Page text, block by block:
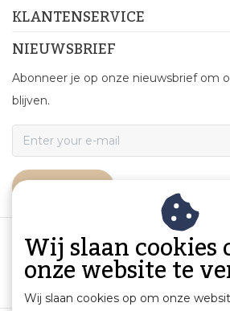
KLANTENSERVICE
NIEUWSBRIEF
Abonneer je op onze nieuwsbrief om
blijven.
Wij slaan cookies
onze website te
Wij slaan cookies op om onze